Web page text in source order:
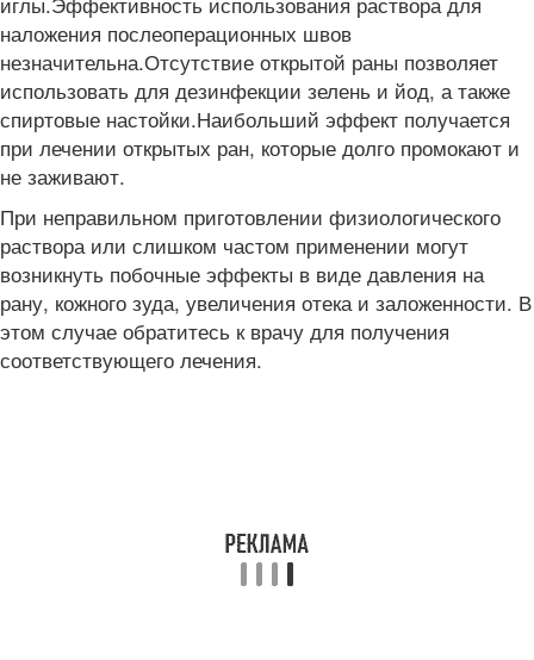
наложения послеоперационных швов
незначительна.Отсутствие открытой раны позволяет
использовать для дезинфекции зелень и йод, а также
спиртовые настойки.Наибольший эффект получается
при лечении открытых ран, которые долго промокают и
не заживают.
При неправильном приготовлении физиологического
раствора или слишком частом применении могут
возникнуть побочные эффекты в виде давления на
рану, кожного зуда, увеличения отека и заложенности. В
этом случае обратитесь к врачу для получения
соответствующего лечения.